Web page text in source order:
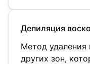
Депиляция
Метод удаления
других зон,